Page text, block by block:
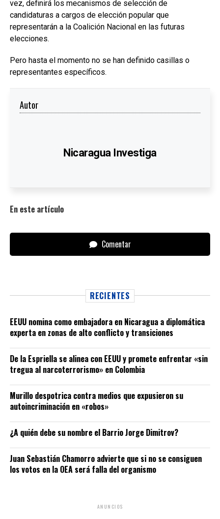
vez, definirá los mecanismos de selección de
candidaturas a cargos de elección popular que
representarán a la Coalición Nacional en las futuras
elecciones.
Pero hasta el momento no se han definido casillas o
representantes específicos.
Autor
Nicaragua Investiga
En este artículo
Comentar
RECIENTES
EEUU nomina como embajadora en Nicaragua a diplomática
experta en zonas de alto conflicto y transiciones
De la Espriella se alinea con EEUU y promete enfrentar «sin
tregua al narcoterrorismo» en Colombia
Murillo despotrica contra medios que expusieron su
autoincriminación en «robos»
¿A quién debe su nombre el Barrio Jorge Dimitrov?
Juan Sebastián Chamorro advierte que si no se consiguen
los votos en la OEA será falla del organismo
ANUNCIOS